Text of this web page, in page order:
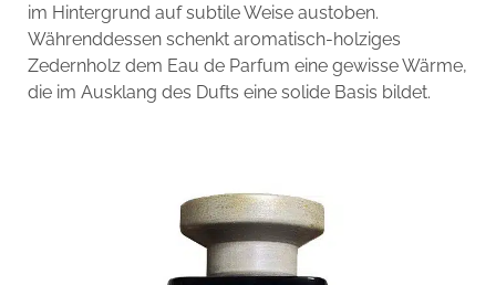
im Hintergrund auf subtile Weise austoben.
Währenddessen schenkt aromatisch-holziges
Zedernholz dem Eau de Parfum eine gewisse Wärme,
die im Ausklang des Dufts eine solide Basis bildet.